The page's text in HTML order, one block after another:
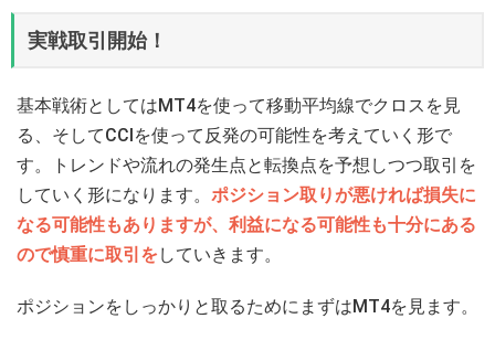
実戦取引開始！
基本戦術としてはMT4を使って移動平均線でクロスを見
る、そしてCCIを使って反発の可能性を考えていく形で
す。トレンドや流れの発生点と転換点を予想しつつ取引を
していく形になります。 ポジション取りが悪ければ損失に
なる可能性もありますが、利益になる可能性も十分にある
ので慎重に取引を していきます。
ポジションをしっかりと取るためにまずはMT4を見ます。